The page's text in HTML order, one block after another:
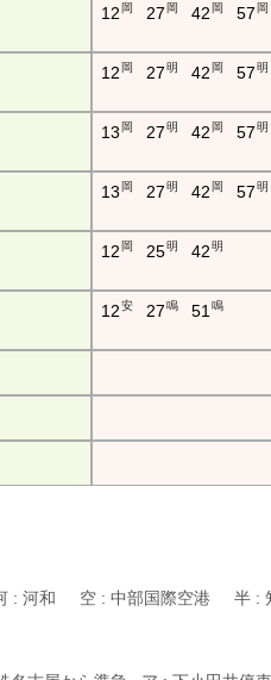
12 岡 27 岡 42 岡 57 岡
12 岡 27明 42 岡 57 明
13 岡 27明 42 岡 57 明
13 岡 27明 42 岡 57 明
12 岡 25明 42 明
12安 27鳴 51鳴
河和 空 : 中部国際空港 半 :